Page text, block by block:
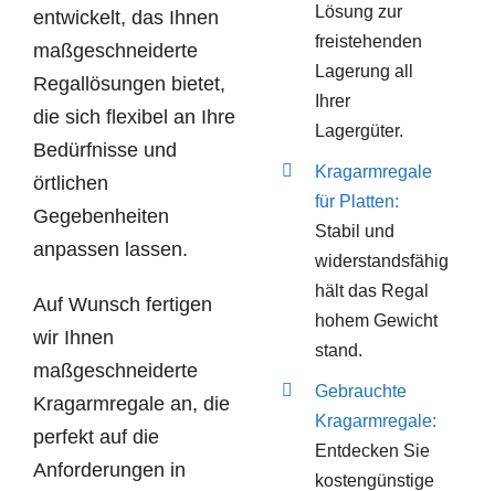
entwickelt, das Ihnen
maßgeschneiderte
Regallösungen bietet,
die sich flexibel an Ihre
Bedürfnisse und
örtlichen
Gegebenheiten
anpassen lassen.
Auf Wunsch fertigen
wir Ihnen
maßgeschneiderte
Kragarmregale an, die
perfekt auf die
Anforderungen in
Lösung zur
freistehenden
Lagerung all
Ihrer
Lagergüter.
Kragarmregale
für Platten:
Stabil und
widerstandsfähig
hält das Regal
hohem Gewicht
stand.
Gebrauchte
Kragarmregale:
Entdecken Sie
kostengünstige